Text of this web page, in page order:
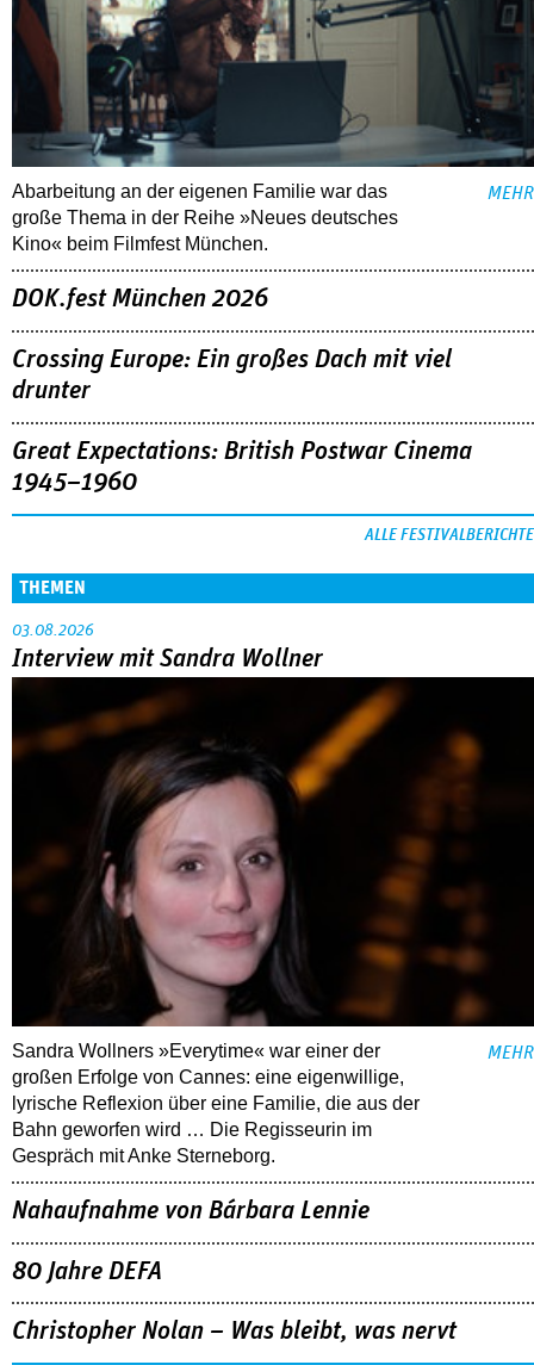
Abarbeitung an der eigenen Familie war das
große Thema in der Reihe »Neues deutsches
Kino« beim Filmfest München.
MEHR
DOK.fest München 2026
Crossing Europe: Ein großes Dach mit viel
drunter
Great Expectations: British Postwar Cinema
1945–1960
ALLE FESTIVALBERICHTE
THEMEN
03.08.2026
Interview mit Sandra Wollner
Sandra Wollners »Everytime« war einer der
großen Erfolge von Cannes: eine eigenwillige,
lyrische Reflexion über eine ­Familie, die aus der
Bahn geworfen wird … Die Regisseurin im
Gespräch mit Anke Sterneborg.
MEHR
Nahaufnahme von Bárbara Lennie
80 Jahre DEFA
Christopher Nolan – Was bleibt, was nervt